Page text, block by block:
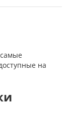
самые
на